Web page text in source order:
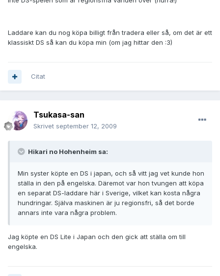
Laddare kan du nog köpa billigt från tradera eller så, om det är ett
klassiskt DS så kan du köpa min (om jag hittar den :3)
Citat
Tsukasa-san
Skrivet september 12, 2009
Hikari no Hohenheim sa:
Min syster köpte en DS i japan, och så vitt jag vet kunde hon
ställa in den på engelska. Däremot var hon tvungen att köpa
en separat DS-laddare här i Sverige, vilket kan kosta några
hundringar. Själva maskinen är ju regionsfri, så det borde
annars inte vara några problem.
Jag köpte en DS Lite i Japan och den gick att ställa om till
engelska.